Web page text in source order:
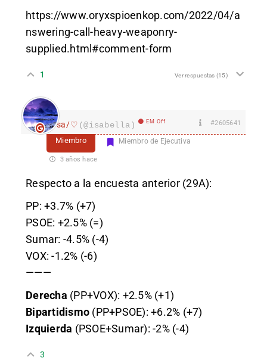
https://www.oryxspioenkop.com/2022/04/a
nswering-call-heavy-weaponry-
supplied.html#comment-form
1 Ver respuestas (15)
Isa/♡ (@isabella) EM Off #2605641
Miembro Miembro de Ejecutiva
3 años hace
Respecto a la encuesta anterior (29A):
PP: +3.7% (+7)
PSOE: +2.5% (=)
Sumar: -4.5% (-4)
VOX: -1.2% (-6)
———
Derecha (PP+VOX): +2.5% (+1)
Bipartidismo (PP+PSOE): +6.2% (+7)
Izquierda (PSOE+Sumar): -2% (-4)
3